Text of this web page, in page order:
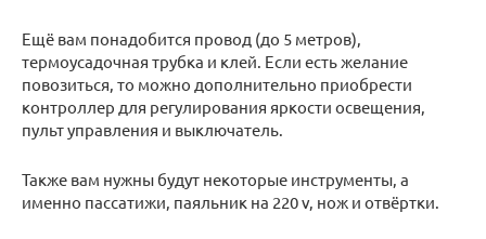
Ещё вам понадобится провод (до 5 метров),
термоусадочная трубка и клей. Если есть желание
повозиться, то можно дополнительно приобрести
контроллер для регулирования яркости освещения,
пульт управления и выключатель.
Также вам нужны будут некоторые инструменты, а
именно пассатижи, паяльник на 220 v, нож и отвёртки.